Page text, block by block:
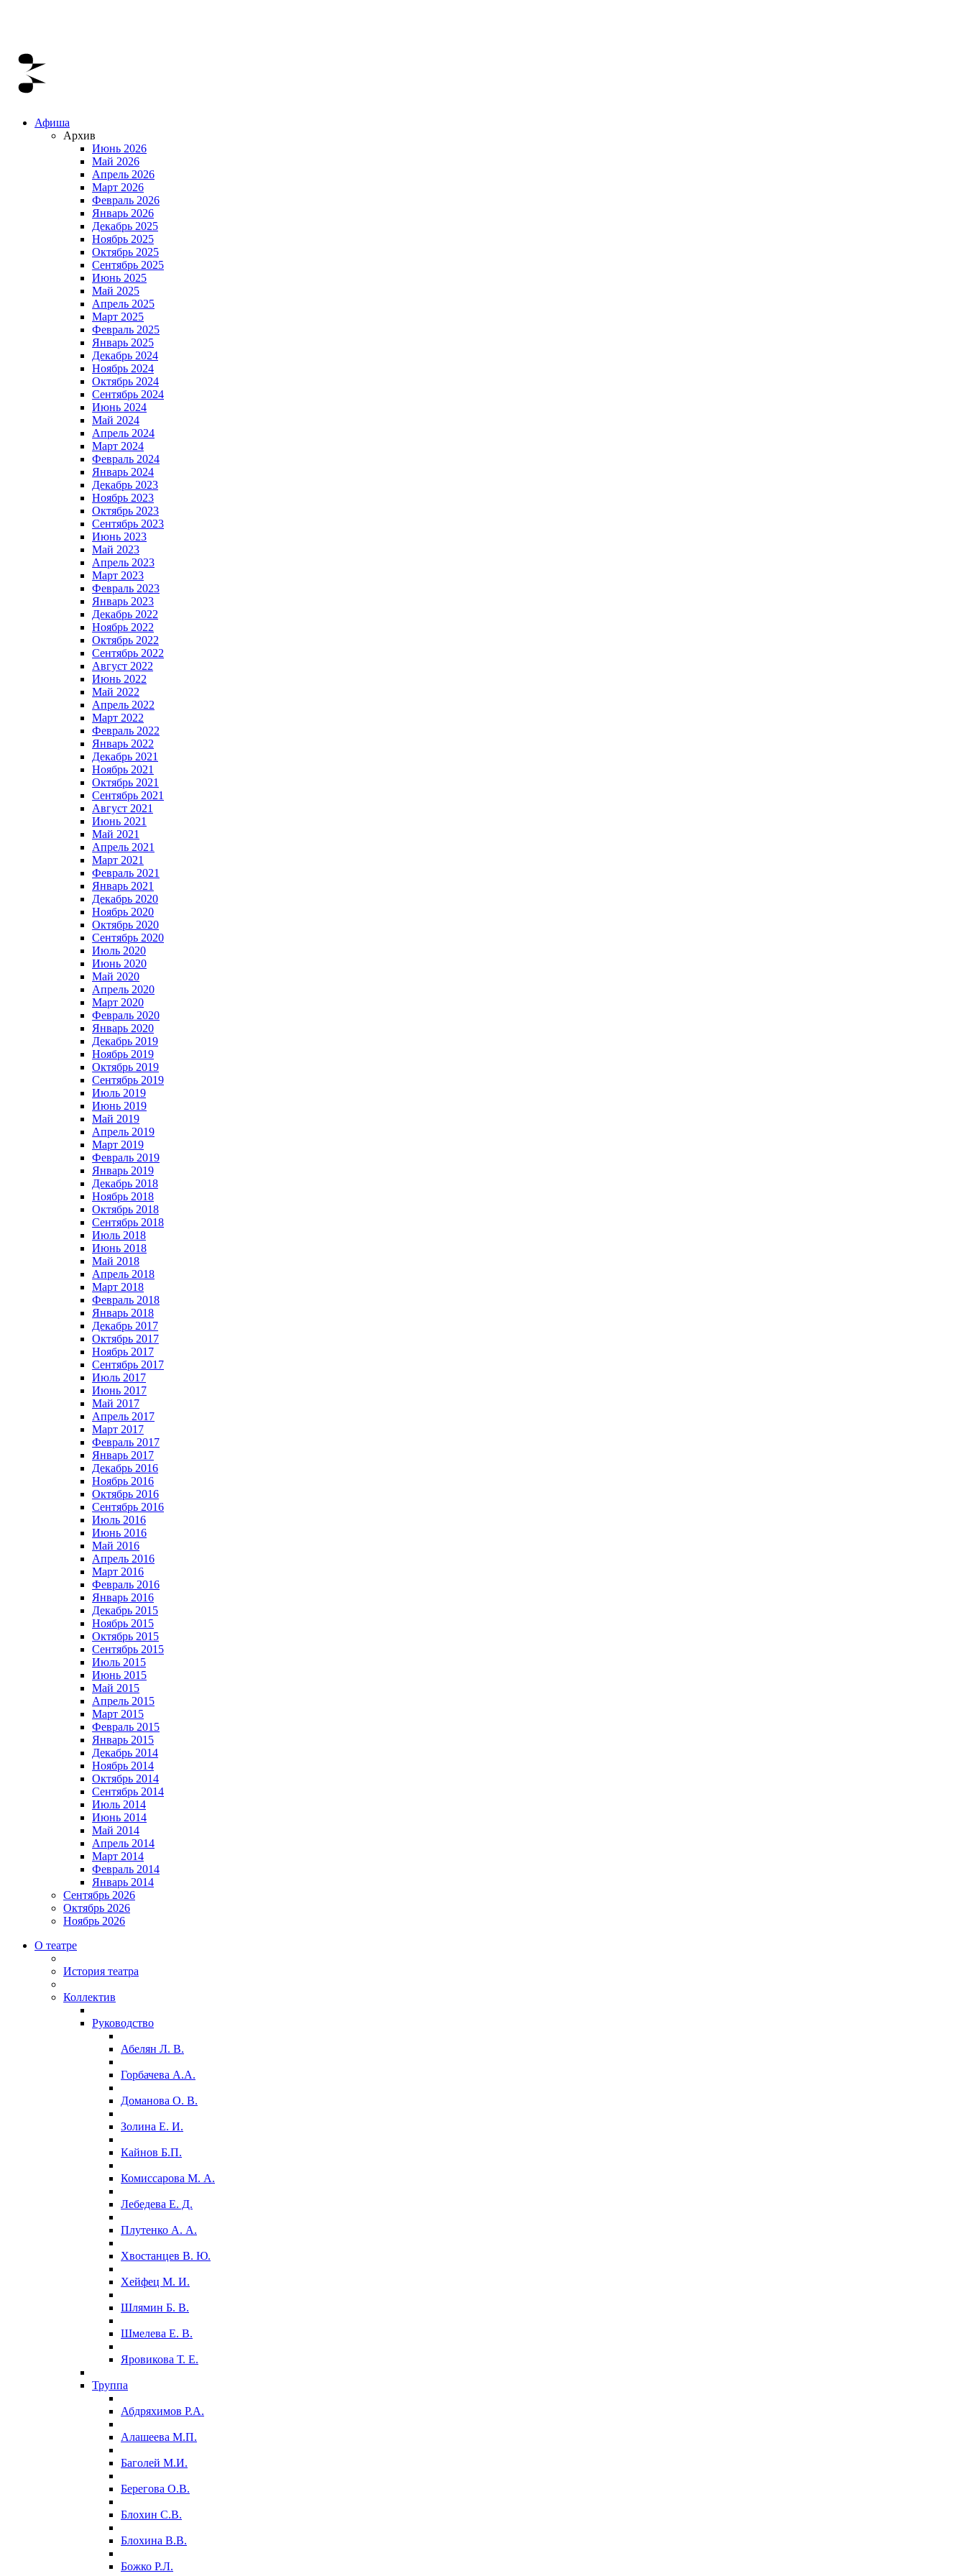
Афиша
Архив
Июнь 2026
Май 2026
Апрель 2026
Март 2026
Февраль 2026
Январь 2026
Декабрь 2025
Ноябрь 2025
Октябрь 2025
Сентябрь 2025
Июнь 2025
Май 2025
Апрель 2025
Март 2025
Февраль 2025
Январь 2025
Декабрь 2024
Ноябрь 2024
Октябрь 2024
Сентябрь 2024
Июнь 2024
Май 2024
Апрель 2024
Март 2024
Февраль 2024
Январь 2024
Декабрь 2023
Ноябрь 2023
Октябрь 2023
Сентябрь 2023
Июнь 2023
Май 2023
Апрель 2023
Март 2023
Февраль 2023
Январь 2023
Декабрь 2022
Ноябрь 2022
Октябрь 2022
Сентябрь 2022
Август 2022
Июнь 2022
Май 2022
Апрель 2022
Март 2022
Февраль 2022
Январь 2022
Декабрь 2021
Ноябрь 2021
Октябрь 2021
Сентябрь 2021
Август 2021
Июнь 2021
Май 2021
Апрель 2021
Март 2021
Февраль 2021
Январь 2021
Декабрь 2020
Ноябрь 2020
Октябрь 2020
Сентябрь 2020
Июль 2020
Июнь 2020
Май 2020
Апрель 2020
Март 2020
Февраль 2020
Январь 2020
Декабрь 2019
Ноябрь 2019
Октябрь 2019
Сентябрь 2019
Июль 2019
Июнь 2019
Май 2019
Апрель 2019
Март 2019
Февраль 2019
Январь 2019
Декабрь 2018
Ноябрь 2018
Октябрь 2018
Сентябрь 2018
Июль 2018
Июнь 2018
Май 2018
Апрель 2018
Март 2018
Февраль 2018
Январь 2018
Декабрь 2017
Октябрь 2017
Ноябрь 2017
Сентябрь 2017
Июль 2017
Июнь 2017
Май 2017
Апрель 2017
Март 2017
Февраль 2017
Январь 2017
Декабрь 2016
Ноябрь 2016
Октябрь 2016
Сентябрь 2016
Июль 2016
Июнь 2016
Май 2016
Апрель 2016
Март 2016
Февраль 2016
Январь 2016
Декабрь 2015
Ноябрь 2015
Октябрь 2015
Сентябрь 2015
Июль 2015
Июнь 2015
Май 2015
Апрель 2015
Март 2015
Февраль 2015
Январь 2015
Декабрь 2014
Ноябрь 2014
Октябрь 2014
Сентябрь 2014
Июль 2014
Июнь 2014
Май 2014
Апрель 2014
Март 2014
Февраль 2014
Январь 2014
Сентябрь 2026
Октябрь 2026
Ноябрь 2026
О театре
История театра
Коллектив
Руководство
Абелян Л. В.
Горбачева А.А.
Доманова О. В.
Золина Е. И.
Кайнов Б.П.
Комиссарова М. А.
Лебедева Е. Д.
Плутенко А. А.
Хвостанцев В. Ю.
Хейфец М. И.
Шлямин Б. В.
Шмелева Е. В.
Яровикова Т. Е.
Труппа
Абдряхимов Р.А.
Алашеева М.П.
Баголей М.И.
Берегова О.В.
Блохин С.В.
Блохина В.В.
Божко Р.Л.